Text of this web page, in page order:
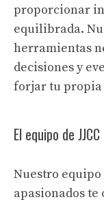
proporcionar
equilibrada.
herramientas
decisiones y
forjar tu
El equipo de JJCC
Nuestro
apasionados